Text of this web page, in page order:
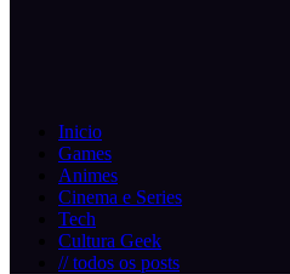
Inicio
Games
Animes
Cinema e Series
Tech
Cultura Geek
// todos os posts